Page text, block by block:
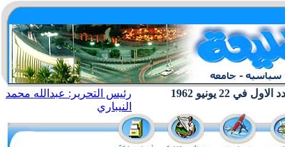
رئيس التحرير: عبدالله محمد
النيباري
في 22 يونيو 1962